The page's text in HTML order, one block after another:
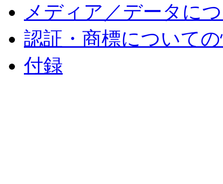
メディア／データに
認証・商標について
付録